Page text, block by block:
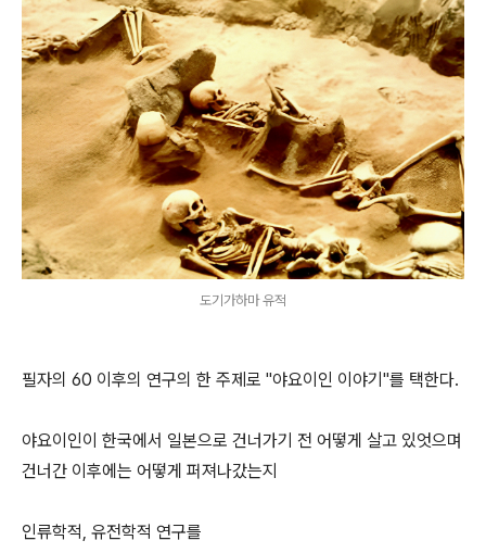
도기가하마 유적
필자의 60 이후의 연구의 한 주제로 "야요이인 이야기"를 택한다.
야요이인이 한국에서 일본으로 건너가기 전 어떻게 살고 있엇으며
건너간 이후에는 어떻게 퍼져나갔는지
인류학적, 유전학적 연구를